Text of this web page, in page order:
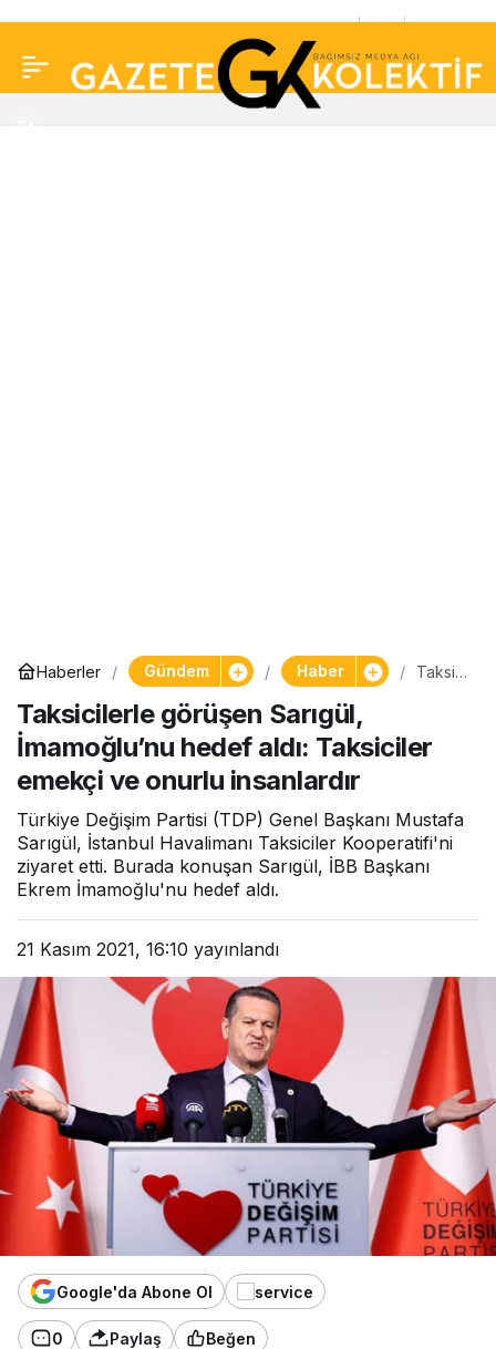
Haberler Gündem Haber
Taksici
Sarıgül
hedef
aldı:
Taksici
ler
i ve
rdır
Taksicilerle görüşen Sarıgül,
İmamoğlu’nu hedef aldı: Taksiciler
emekçi ve onurlu insanlardır
Türkiye Değişim Partisi (TDP) Genel Başkanı Mustafa
Sarıgül, İstanbul Havalimanı Taksiciler Kooperatifi'ni
ziyaret etti. Burada konuşan Sarıgül, İBB Başkanı
Ekrem İmamoğlu'nu hedef aldı.
21 Kasım 2021, 16:10 yayınlandı
Google'da Abone Ol
0 Paylaş Beğen
büyüklüğünde deprem